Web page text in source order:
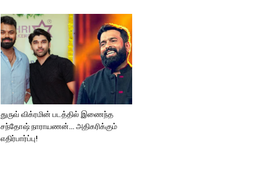
துருவ் விக்ரமின் படத்தில் இணைந்த
சந்தோஷ் நாராயணன்… அதிகரிக்கும்
எதிர்பார்ப்பு!